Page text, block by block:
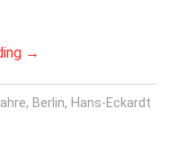
→
, Berlin, Hans-Eckardt